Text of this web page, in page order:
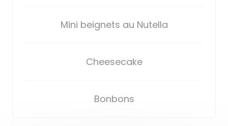
Mini beignets au Nutella
Cheesecake
Bonbons